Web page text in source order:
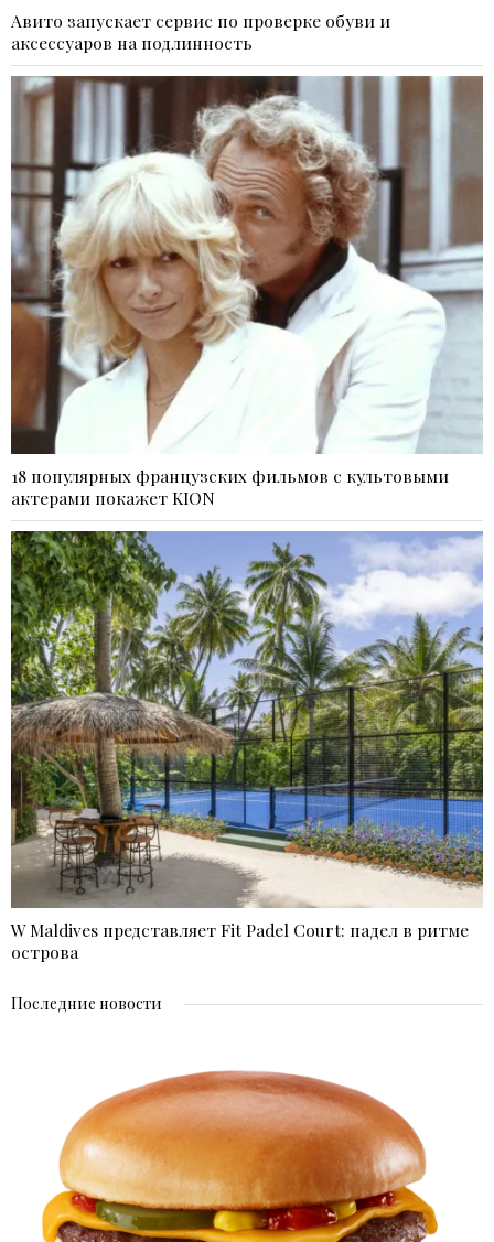
Авито запускает сервис по проверке обуви и
аксессуаров на подлинность
18 популярных французских фильмов с культовыми
актерами покажет KION
W Maldives представляет Fit Padel Court: падел в ритме
острова
Последние новости